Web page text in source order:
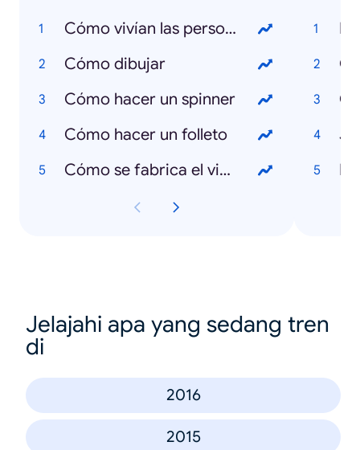
Cómo vivían las personas en el antiguo Egipto
Cómo dibujar
Cómo hacer un spinner
Cómo hacer un folleto
Cómo se fabrica el vidrio
Jelajahi apa yang sedang tren
di
2016
2015